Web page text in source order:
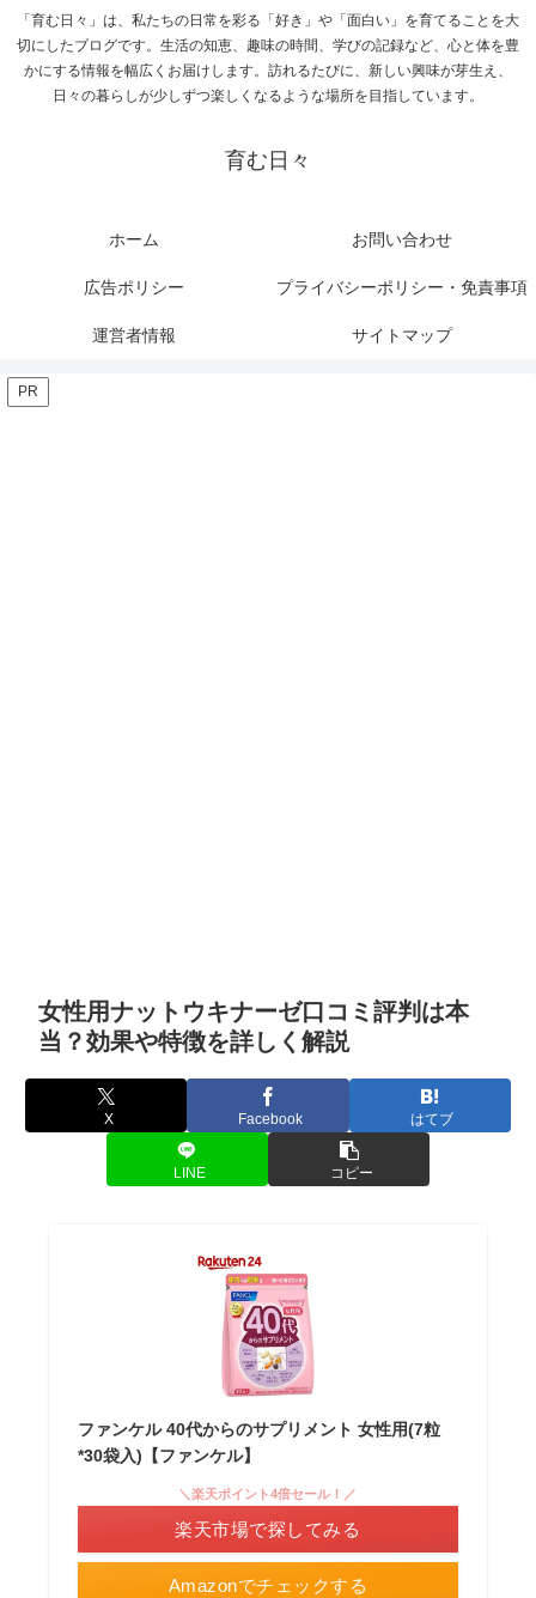
「育む日々」は、私たちの日常を彩る「好き」や「面白い」を育てることを大
切にしたブログです。生活の知恵、趣味の時間、学びの記録など、心と体を豊
かにする情報を幅広くお届けします。訪れるたびに、新しい興味が芽生え、
日々の暮らしが少しずつ楽しくなるような場所を目指しています。
育む日々
ホーム お問い合わせ
広告ポリシー プライバシーポリシー・免責事項
運営者情報 サイトマップ
PR
女性用ナットウキナーゼ口コミ評判は本
当？効果や特徴を詳しく解説
X Facebook はてブ
LINE コピー
ファンケル 40代からのサプリメント 女性用(7粒
*30袋入)【ファンケル】
Amazonでチェックする
＼楽天ポイント4倍セール！／
楽天市場で探してみる